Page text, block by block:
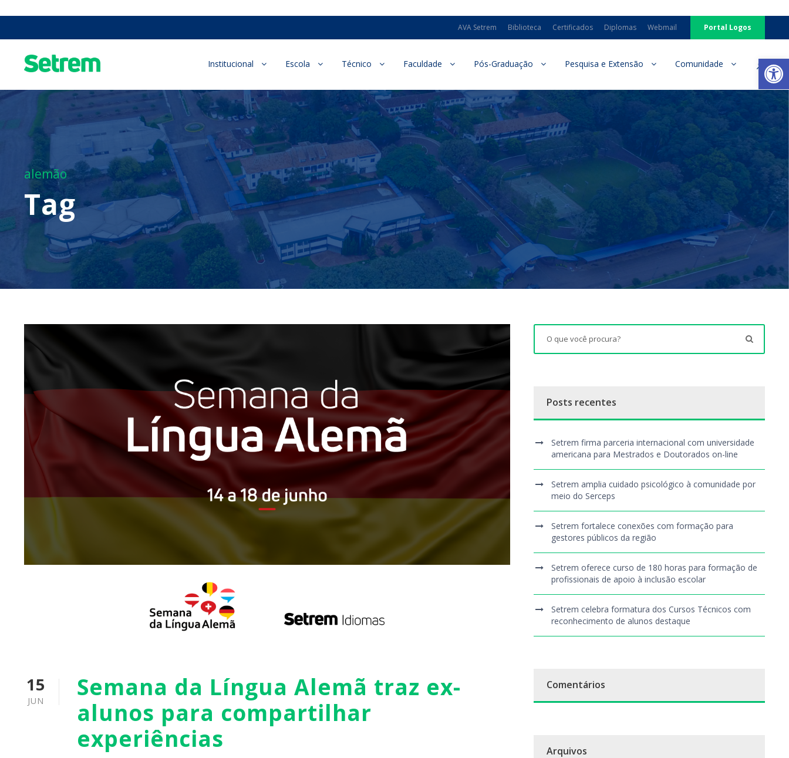
AVA Setrem Biblioteca Certificados Diplomas Webmail Portal Logos
Institucional Escola Técnico Faculdade Pós-Graduação Pesquisa e Extensão Comunidade
alemão
Tag
15
JUN
Semana da Língua Alemã traz ex-
alunos para compartilhar
experiências
Posts recentes
Setrem firma parceria internacional com universidade
americana para Mestrados e Doutorados on-line
Setrem amplia cuidado psicológico à comunidade por
meio do Serceps
Setrem fortalece conexões com formação para
gestores públicos da região
Setrem oferece curso de 180 horas para formação de
profissionais de apoio à inclusão escolar
Setrem celebra formatura dos Cursos Técnicos com
reconhecimento de alunos destaque
Comentários
Arquivos